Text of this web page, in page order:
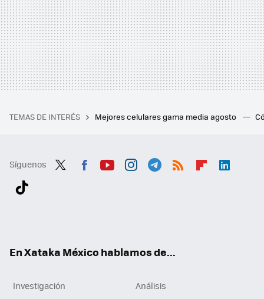
TEMAS DE INTERÉS Mejores celulares gama media agosto
Síguenos
En Xataka México hablamos de...
Investigación
Análisis